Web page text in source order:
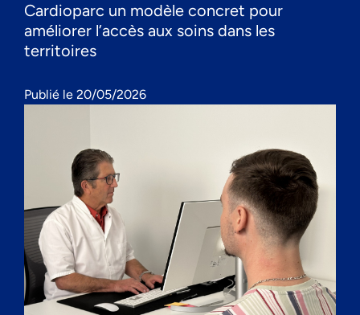
Cardioparc un modèle concret pour
améliorer l’accès aux soins dans les
territoires
Publié le 20/05/2026